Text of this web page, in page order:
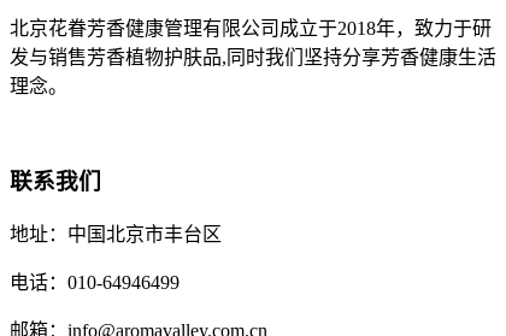
北京花眷芳香健康管理有限公司成立于2018年，致力于研
发与销售芳香植物护肤品,同时我们坚持分享芳香健康生活
理念。
联系我们
地址：中国北京市丰台区
电话：010-64946499
邮箱：info@aromavalley.com.cn